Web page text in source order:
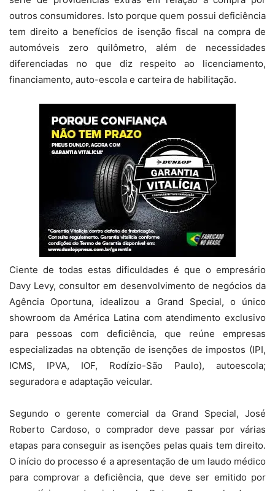
outros consumidores. Isto porque quem possui deficiência
tem direito a benefícios de isenção fiscal na compra de
automóveis zero quilômetro, além de necessidades
diferenciadas no que diz respeito ao licenciamento,
financiamento, auto-escola e carteira de habilitação.
Ciente de todas estas dificuldades é que o empresário
Davy Levy, consultor em desenvolvimento de negócios da
Agência Oportuna, idealizou a Grand Special, o único
showroom da América Latina com atendimento exclusivo
para pessoas com deficiência, que reúne empresas
especializadas na obtenção de isenções de impostos (IPI,
ICMS, IPVA, IOF, Rodízio-São Paulo), autoescola;
seguradora e adaptação veicular.
Segundo o gerente comercial da Grand Special, José
Roberto Cardoso, o comprador deve passar por várias
etapas para conseguir as isenções pelas quais tem direito.
O início do processo é a apresentação de um laudo médico
para comprovar a deficiência, que deve ser emitido por